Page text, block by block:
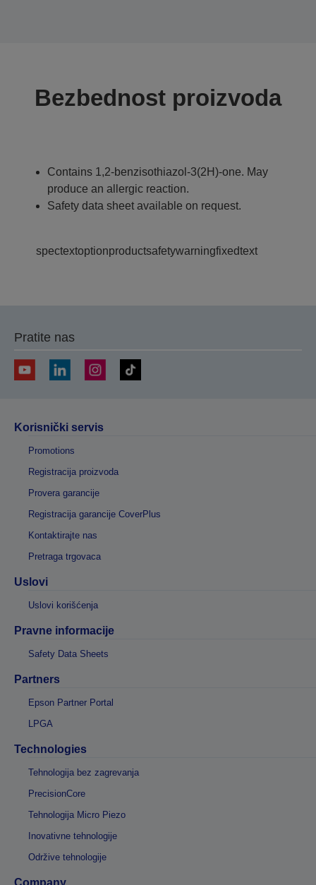
Bezbednost proizvoda
Contains 1,2-benzisothiazol-3(2H)-one. May
produce an allergic reaction.
Safety data sheet available on request.
spectextoptionproductsafetywarningfixedtext
Pratite nas
Korisnički servis
Promotions
Registracija proizvoda
Provera garancije
Registracija garancije CoverPlus
Kontaktirajte nas
Pretraga trgovaca
Uslovi
Uslovi korišćenja
Pravne informacije
Safety Data Sheets
Partners
Epson Partner Portal
LPGA
Technologies
Tehnologija bez zagrevanja
PrecisionCore
Tehnologija Micro Piezo
Inovativne tehnologije
Održive tehnologije